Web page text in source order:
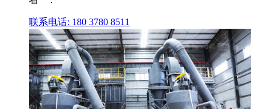
联系电话: 180 3780 8511